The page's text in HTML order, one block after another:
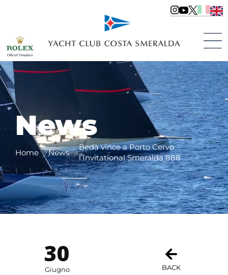
News
Home News
Bedà vince a Porto Cervo
l’Invitational Smeralda 888
30
Giugno BACK